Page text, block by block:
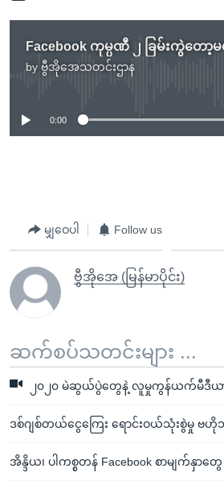
Facebook ကုမ္ပဏီ ၂ ခြမ်းကွဲတော့
by ဗွီအိုအေသတင်းဌာန
No media source
0:00
မျှဝေပါ Follow us
ဗွီအိုအေ (မြန်မာပိုင်း)
ဆက်စပ်သတင်းများ ...
၂၀၂၀ မဲဆွယ်ပွဲတွေနဲ့ လူမှုကွန်ယက်မီဒီယ
ဒစ်ဂျစ်တယ်ငွေကြေး ရောင်းဝယ်သုံးစွဲမှု
အိန္ဒိယ၊ ပါကစ္စတန် Facebook စာမျက်နှာ